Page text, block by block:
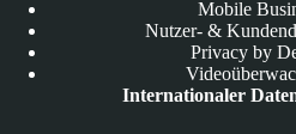
Mobile
Nutzer- &
Privacy by
Internationaler